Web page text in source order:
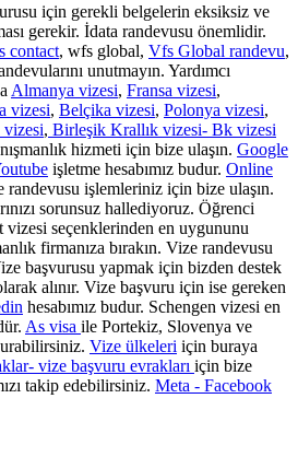
için gerekli belgelerin eksiksiz ve
gerekir. İdata randevusu önemlidir.
contact, wfs global, Vfs Global randevu,
unutmayın. Yardımcı
Almanya vizesi, Fransa vizesi,
vizesi, Belçika vizesi, Polonya vizesi,
vizesi, Birleşik Krallık vizesi- Bk vizesi
hizmeti için bize ulaşın. Google
işletme hesabımız budur. Online
randevusu işlemleriniz için bize ulaşın.
sorunsuz hallediyoruz. Öğrenci
vizesi seçenklerinden en uygununu
firmanıza bırakın. Vize randevusu
başvurusu yapmak için bizden destek
alınır. Vize başvuru için ise gereken
hesabımız budur. Schengen vizesi en
As visa ile Portekiz, Slovenya ve
Vize ülkeleri için buraya
vize başvuru evrakları için bize
takip edebilirsiniz. Meta - Facebook